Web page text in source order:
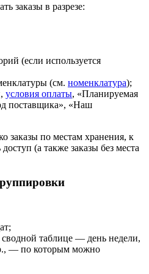
заказы в разрезе:
(если используется
(см. номенклатура);
условия оплаты, «Планируемая
поставщика», «Наш
заказы по местам хранения, к
(а также заказы без места
таблице — день недели,
— по которым можно